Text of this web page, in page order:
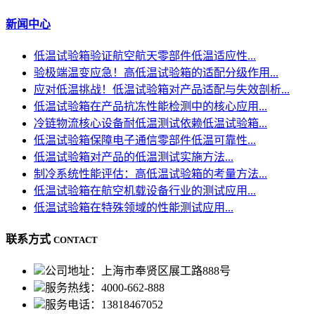
新闻中心
低温试验箱验证航空航天零部件低温适应性...
验极端温变应急！高低温试验箱的适配分级作用...
应对低温挑战！低温试验箱对产品适配与失效剖析...
低温试验箱在产品抗冻性能检测中的核心应用...
冷链物流核心设备耐低温测试依赖低温试验箱...
低温试验箱保障电子通信零部件低温可靠性...
低温试验箱对产品的低温测试实施方法...
制冷系统性能评估：高低温试验箱的考量方法...
低温试验箱在航空机载设备行业的测试应用...
低温试验箱在特殊领域的性能测试应用...
联系方式 CONTACT
公司地址：上海市奉贤区展工路888号
服务热线：4000-662-888
服务电话：13818467052